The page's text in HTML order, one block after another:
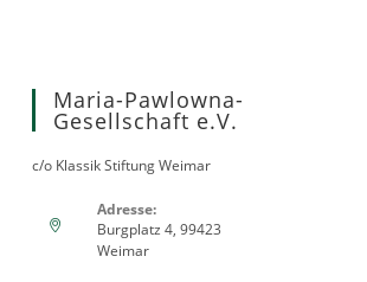
Maria-Pawlowna-
Gesellschaft e.V.
c/o Klassik Stiftung Weimar
Adresse:
Burgplatz 4, 99423
Weimar